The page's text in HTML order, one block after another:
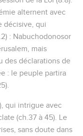
alternent avec
décisive, qui
: Nabuchodonosor
mais
des déclarations de
: le peuple partira
qui intrigue avec
(ch.37 à 45). Le
sans doute dans